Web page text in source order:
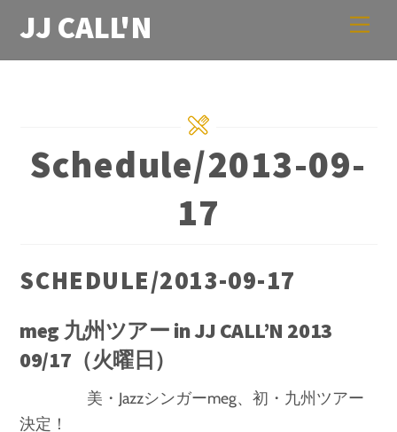
content
JJ CALL'N
Schedule/2013-09-
17
SCHEDULE/2013-09-17
meg 九州ツアー in JJ CALL’N 2013
09/17（火曜日）
美・Jazzシンガーmeg、初・九州ツアー
決定！